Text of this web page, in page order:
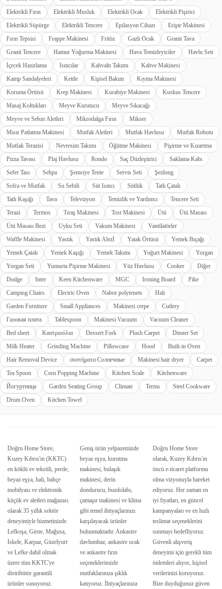
Elektrikli Fırın
Elektrikli Musluk Elektrikli Ocak
Elektrikli Pişirici
Elektrikli Süpürge
Elektrikli Tencere Epilasyon Cihazı
Erişte Makinesi
Fırın Tepsisi
Frappe Makinesi Fritöz Gazlı Ocak
Granit Tava
Granit Tencere
Hamur Yoğurma Makinesi Hava Temizleyiciler
Havlu Seti
İçecek Hazırlama
Isıtıcılar Kahvaltı Takımı
Kahve Makinesi
Kamp Sandalyeleri
Kettle Kişisel Bakım
Kıyma Makinesi
Koruma Örtüsü
Krep Makinesi Kurabiye Makinesi
Kuskus Tencere
Masaj Koltukları
Meyve Kurutucu
Meyve Sıkacağı
Meyve ve Sebze Aletleri
Mikrodalga Fırın
Mikser
Mısır Patlatma Makinesi
Mutfak Aletleri Mutfak Havlusu
Mutfak Robotu
Mutfak Terazisi
Nevresim Takımı Öğütme Makinesi
Pişirme ve Kızartma
Pizza Tavası
Plaj Havlusu Rondo Saç Düzleştirici
Saklama Kabı
Sefer Tası
Sehpa Şemsiye Tente Servis Seti
Şezlong
Sofra ve Mutfak
Su Sebili Süt Isıtıcı Sütlük
Tatlı Çatalı
Tatlı Kaşığı
Tava Televizyon Temizlik ve Yardımcı
Tencere Seti
Terazi
Termos Tıraş Makinesi Tost Makinesi Ütü
Ütü Masası
Ütü Masası Bezi
Uyku Seti Vakum Makinesi
Vantilatörler
Waffle Makinesi
Yastık Yastık Alezİ Yatak Örtüsü
Yemek Bıçağı
Yemek Çatalı
Yemek Kaşığı Yemek Takımı Yoğurt Makinesi
Yorgan
Yorgan Seti
Yumurta Pişirme Makinesi Yüz Havlusu Cooker
Diğer
Dodge
Inter Keen Kitchenware MGC Ironing Board
Pike
Camping Chairs
Electric Oven Nabor polytenets
Halı
Garden Furniture
Small Appliances Makinesi crepe
Cutlery
Газовая плита
Tablespoon Makinesi Vacuum
Vacuum Cleaner
Bed sheet
Καστριούλια Dessert Fork Plush Carpet
Dinner Set
Milk Heater
Grinding Machine Pillowcase Hood
Built-in Oven
Hair Removal Device
συστήματα Солнечные Makinesi hair dryer
Carpet
Tea Spoon
Corn Popping Machine Kitchen Scale
Kitchenware
Йогуртница
Garden Seating Group Climate Terms
Steel Cookware
Drum Oven
Kitchen Towel
Doğru Home Store,
Kuzey Kıbrıs'ın (KKTC)
en köklü ev tekstili, perde,
beyaz eşya, halı, bahçe
mobilyası ve elektronik
küçük ev aletleri mağazası
olarak 35 yıllık sektör
deneyimiyle hizmetinizde.
Lefkoşa, Girne, Mağusa,
İskele, Karpaz, Güzelyurt
ve Lefke dahil olmak
üzere tüm KKTC'ye
distribütör garantili
ürünler sunuyoruz.
Geniş ürün yelpazemizde
beyaz eşya, kurutma
makinesi, bulaşık
makinesi, derin
dondurucu, buzdolabı,
çamaşır makinesi ve klima
gibi temel ihtiyaçlarınızı
karşılayacak ürünler
bulunmaktadır. Ankastre
davlumbaz, ankastre ocak
ve ankastre fırın
seçeneklerimizle
mutfaklarınıza şıklık
katıyoruz. İhtiyaçlarınıza
Doğru Home Store
olarak, Kuzey Kıbrıs'ın
öncü e-ticaret platformu
olma vizyonuyla hareket
ediyoruz. Her zaman en
iyi fiyatları, en güncel
kampanyaları ve en hızlı
teslimat seçeneklerini
sunmayı hedefliyoruz.
Güvenli alışveriş
deneyimi için gerekli tüm
önlemleri alıyor, kişisel
verilerinizi koruyoruz.
Bize duyduğunuz güven